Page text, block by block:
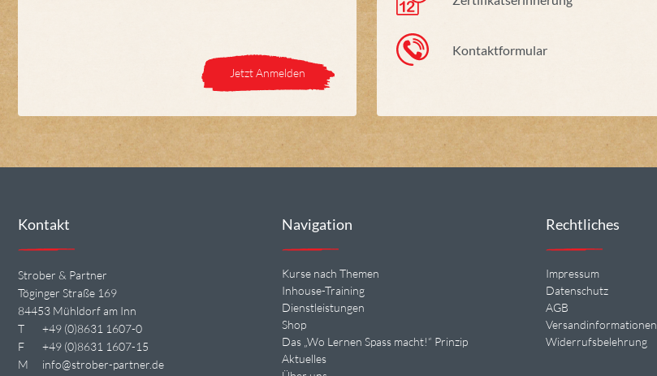
Jetzt Anmelden
Kontaktformular
Kontakt
Strober & Partner
Töginger Straße 169
84453 Mühldorf am Inn
T
+49 (0)8631 1607-0
F
+49 (0)8631 1607-15
M
info@strober-partner.de
Navigation
Kurse nach Themen
Inhouse-Training
Dienstleistungen
Shop
Das „Wo Lernen Spass macht!“ Prinzip
Aktuelles
Rechtliches
Impressum
Datenschutz
AGB
Versandinformationen
Widerrufsbelehrung